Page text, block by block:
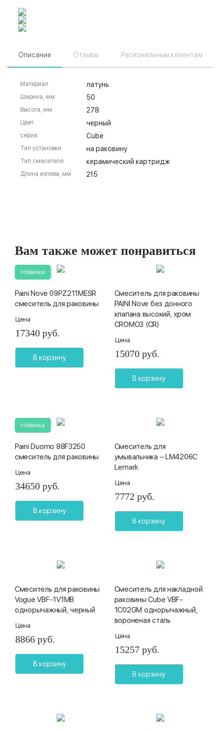
Описание Отзывы Региональным клиентам
Материал латунь
Ширина, мм 50
Высота, мм 278
Цвет черный
серия Cube
Тип установки на раковину
Тип смесителя керамический картридж
Длина излива, мм 215
Вам также может понравиться
Новинка
Paini Nove 09PZ211MESR
смеситель для раковины
Цена
17340 руб.
В корзину
Смеситель для раковины
PAINI Nove без донного
клапана высокий, хром
CROMO3 (CR)
Цена
15070 руб.
В корзину
Новинка
Paini Duomo 88F3250
смеситель для раковины
Цена
34650 руб.
В корзину
Смеситель для
умывальника – LM4206C
Lemark
Цена
7772 руб.
В корзину
Смеситель для раковины
Vogue VBF-1V1MB
однорычажный, черный
Цена
8866 руб.
В корзину
Смеситель для накладной
раковины Cube VBF-
1C02GM однорычажный,
вороненая сталь
Цена
15257 руб.
В корзину